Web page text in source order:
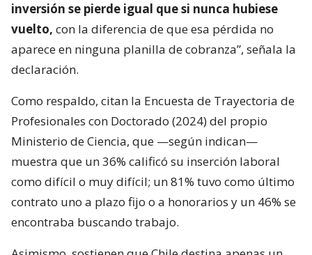
inversión se pierde igual que si nunca hubiese
vuelto, con la diferencia de que esa pérdida no
aparece en ninguna planilla de cobranza”, señala la
declaración.
Como respaldo, citan la Encuesta de Trayectoria de
Profesionales con Doctorado (2024) del propio
Ministerio de Ciencia, que —según indican—
muestra que un 36% calificó su inserción laboral
como difícil o muy difícil; un 81% tuvo como último
contrato uno a plazo fijo o a honorarios y un 46% se
encontraba buscando trabajo.